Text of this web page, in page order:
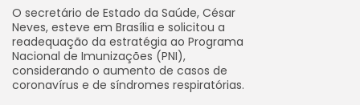
O secretário de Estado da Saúde, César
Neves, esteve em Brasília e solicitou a
readequação da estratégia ao Programa
Nacional de Imunizações (PNI),
considerando o aumento de casos de
coronavírus e de síndromes respiratórias.